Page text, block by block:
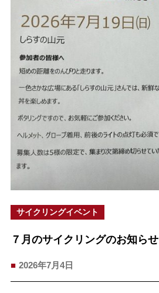
サイクリングイベント
７月のサイクリングのお知らせ
2026年7月4日